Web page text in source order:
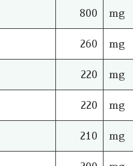
800 mg
260 mg
220 mg
220 mg
210 mg